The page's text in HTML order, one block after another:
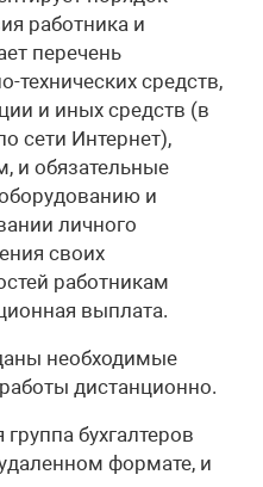
работника и
перечень
технических средств,
и иных средств (в
сети Интернет),
и обязательные
и
личного
своих
работникам
выплата.
необходимые
дистанционно.
бухгалтеров
формате, и